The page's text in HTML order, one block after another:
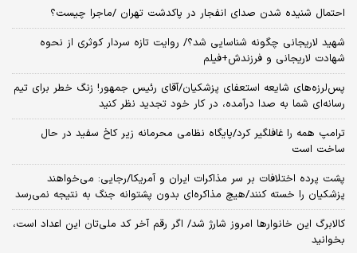
احتمال شنیده شدن صدای انفجار در پاکدشت تهران /ماجرا چیست؟
شهید لاریجانی چگونه شناسایی شد؟/ روایت تازه سردار کوثری از نحوه
شهادت لاریجانی و فرزندش+فیلم
پس‌لرزه‌های شایعه استعفای پزشکیان/آقای رئیس جمهور! زنگ خطر برای تیم
رسانه‌ای شما به صدا درآمده، در کار خود تجدید نظر کنید
ترامپ همه را غافلگیر کرد/پایگاه نظامی محرمانه زیر کاخ سفید در حال
ساخت است
پشت پرده اختلافات بر سر مذاکرات ایران و آمریکا/رجایی: می‌خواهند
پزشکیان را خسته کنند/هیچ مذاکره‌ای بدون پشتوانه جنگ به نتیجه نمی‌رسد
کالابرگ این خانوارها امروز شارژ شد/ اگر رقم آخر کد ملی‌تان این اعداد است،
بخوانید